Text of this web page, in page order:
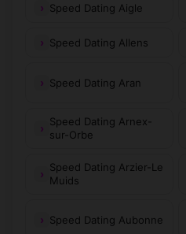
Speed Dating Aigle
Speed Dating Allens
Speed Dating Aran
Speed Dating Arnex-
sur-Orbe
Speed Dating Arzier-Le
Muids
Speed Dating Aubonne